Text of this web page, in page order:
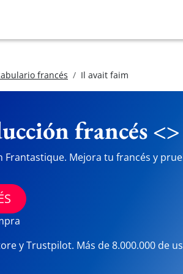
francés Il avait faim
francés <>
Mejora tu francés y
y Trustpilot. Más de 8.000.000 de